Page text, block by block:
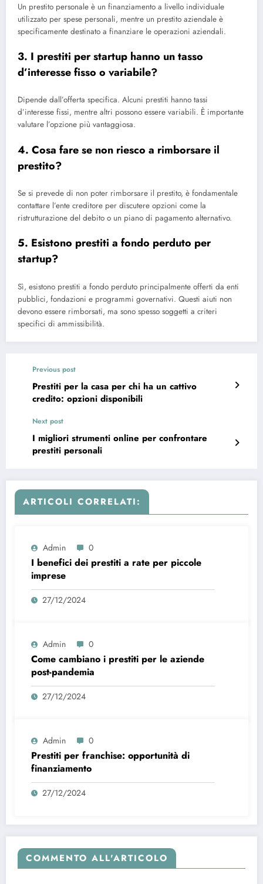
Un prestito personale è un finanziamento a livello individuale
utilizzato per spese personali, mentre un prestito aziendale è
specificamente destinato a finanziare le operazioni aziendali.
3. I prestiti per startup hanno un tasso
d’interesse fisso o variabile?
Dipende dall’offerta specifica. Alcuni prestiti hanno tassi
d’interesse fissi, mentre altri possono essere variabili. È importante
valutare l’opzione più vantaggiosa.
4. Cosa fare se non riesco a rimborsare il
prestito?
Se si prevede di non poter rimborsare il prestito, è fondamentale
contattare l’ente creditore per discutere opzioni come la
ristrutturazione del debito o un piano di pagamento alternativo.
5. Esistono prestiti a fondo perduto per
startup?
Sì, esistono prestiti a fondo perduto principalmente offerti da enti
pubblici, fondazioni e programmi governa​tivi. Questi aiuti non
devono essere rimborsati, ma sono spesso soggetti a criteri
specifici di ammissibilità.
Previous post
Prestiti per la casa per chi ha un cattivo
credito: opzioni disponibili
Next post
I migliori strumenti online per confrontare
prestiti personali
ARTICOLI CORRELATI:
Admin 0
I benefici dei prestiti a rate per piccole
imprese
27/12/2024
Admin 0
Come cambiano i prestiti per le aziende
post-pandemia
27/12/2024
Admin 0
Prestiti per franchise: opportunità di
finanziamento
27/12/2024
COMMENTO ALL'ARTICOLO